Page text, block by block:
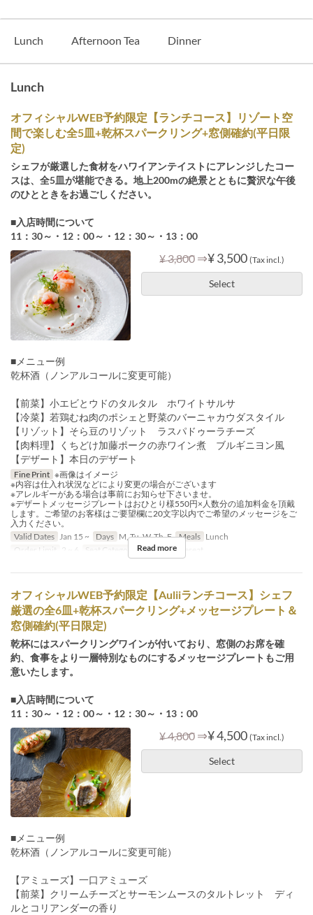
Lunch Afternoon Tea Dinner
Lunch
オフィシャルWEB予約限定【ランチコース】リゾート空
間で楽しむ全5皿+乾杯スパークリング+窓側確約(平日限
定)
シェフが厳選した食材をハワイアンテイストにアレンジしたコー
スは、全5皿が堪能できる。地上200mの絶景とともに贅沢な午後
のひとときをお過ごしください。
■入店時間について
11：30～・12：00～・12：30～・13：00
¥ 3,800 ⇒¥ 3,500 (Tax incl.)
Select
■メニュー例
乾杯酒（ノンアルコールに変更可能）
【前菜】小エビとウドのタルタル ホワイトサルサ
【冷菜】若鶏むね肉のポシェと野菜のバーニャカウダスタイル
【リゾット】そら豆のリゾット ラスパドゥーラチーズ
【肉料理】くちどけ加藤ポークの赤ワイン煮 ブルギニヨン風
【デザート】本日のデザート
Fine Print ※画像はイメージ
※内容は仕入れ状況などにより変更の場合がございます
※アレルギーがある場合は事前にお知らせ下さいませ。
※デザートメッセージプレートはおひとり様550円×人数分の追加料金を頂戴
します。ご希望のお客様はご要望欄に20文字以内でご希望のメッセージをご
入力ください。
Valid Dates
Jan 15 ~ Days M, Tu, W, Th, F Meals Lunch
Order Limit
2 ~ 6 Seat Category Window Sideseat
Read more
オフィシャルWEB予約限定【Auliiランチコース】シェフ
厳選の全6皿+乾杯スパークリング+メッセージプレート＆
窓側確約(平日限定)
乾杯にはスパークリングワインが付いており、窓側のお席を確
約、食事をより一層特別なものにするメッセージプレートもご用
意いたします。
■入店時間について
11：30～・12：00～・12：30～・13：00
¥ 4,800 ⇒¥ 4,500 (Tax incl.)
Select
■メニュー例
乾杯酒（ノンアルコールに変更可能）
【アミューズ】一口アミューズ
【前菜】クリームチーズとサーモンムースのタルトレット ディ
ルとコリアンダーの香り